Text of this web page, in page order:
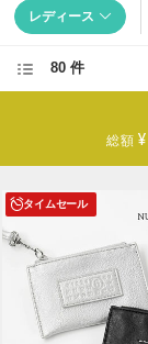
レディース
80 件
総額 ¥
タイムセール